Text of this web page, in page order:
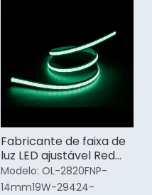
Fabricante de faixa de
luz LED ajustável Red
Cob
Modelo: OL-2820FNP-
14mm19W-29424-